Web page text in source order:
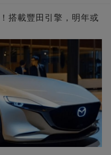
搭載豐田引擎，明年或